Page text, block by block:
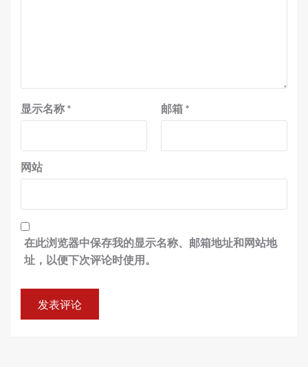
显示名称 * 邮箱 *
网站
在此浏览器中保存我的显示名称、邮箱地址和网站地
址，以便下次评论时使用。